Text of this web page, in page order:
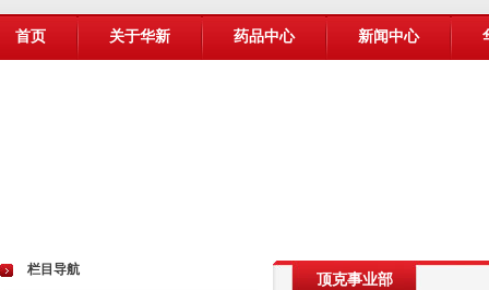
首页 关于华新 药品中心 新闻中心
栏目导航
顶克事业部